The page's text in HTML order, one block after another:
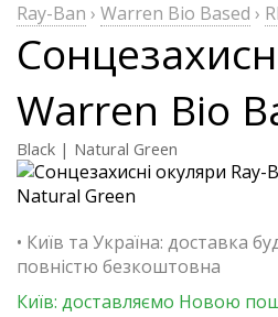
Ray-Ban › Warren Bio Based ›
Warren Bio
Black | Natural Green
• Київ та Україна: доставка
повністю безкоштовна
Київ: доставляємо Новою